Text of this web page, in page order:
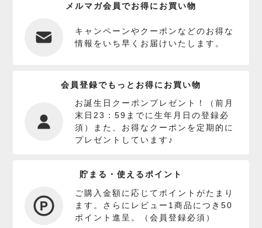
メルマガ会員でお得にお買い物
キャンペーンやクーポンなどのお得な
情報をいち早くお届けいたします。
会員登録でもっとお得にお買い物
お誕生日クーポンプレゼント！（前月
末日23：59までに生年月日の登録必
須）また、お得なクーポンを定期的に
プレゼントしています♪
貯まる・使えるポイント
ご購入金額に応じてポイントがたまり
ます。さらにレビュー1商品につき50
ポイント進呈。（会員登録必須）